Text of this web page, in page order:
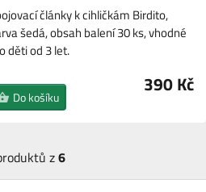
články k cihličkám Birdito,
šedá, obsah balení 30 ks, vhodné
děti od 3 let.
390 Kč
Do košíku
z6